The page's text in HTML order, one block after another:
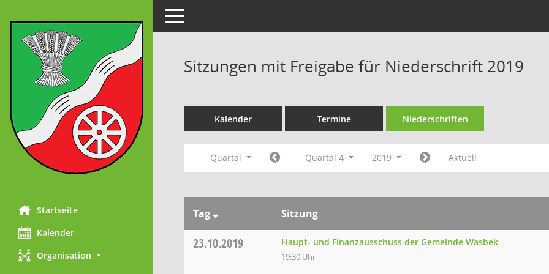
Startseite
Kalender
Organisation
Toggle navigation
Sitzungen mit Freigabe für Niederschrift 2019
Kalender Termine Niederschriften
Quartal Quartal 4 2019 Aktuell
Tag Sitzung
23.10.2019 Haupt- und Finanzausschuss der Gemeinde Wasbek
19:30 Uhr